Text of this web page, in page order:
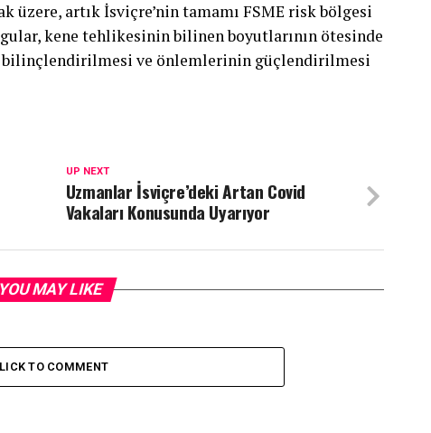
üzere, artık İsviçre’nin tamamı FSME risk bölgesi
kene tehlikesinin bilinen boyutlarının ötesinde
bilinçlendirilmesi ve önlemlerinin güçlendirilmesi
UP NEXT
Uzmanlar İsviçre’deki Artan Covid
Vakaları Konusunda Uyarıyor
YOU MAY LIKE
TO COMMENT